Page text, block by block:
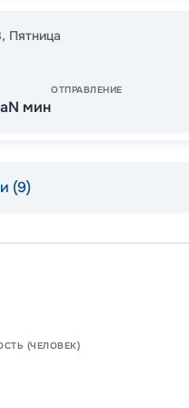
, Пятница
мин
ОТПРАВЛЕНИЕ
(9)
(ЧЕЛОВЕК)